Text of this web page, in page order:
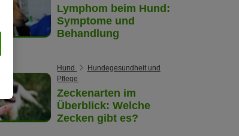
Lymphom beim Hund:
Symptome und
Behandlung
Hund
Hundegesundheit und
Pflege
Zeckenarten im
Überblick: Welche
Zecken gibt es?